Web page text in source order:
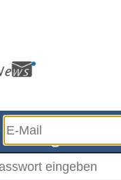
Programm